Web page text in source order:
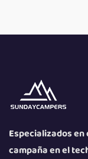
Especializados
campaña en el